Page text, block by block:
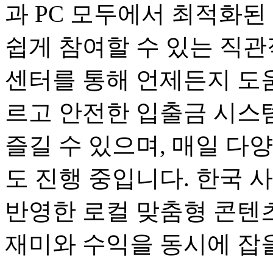
과 PC 모두에서 최적화
쉽게 참여할 수 있는 직
센터를 통해 언제든지 도
르고 안전한 입출금 시스
즐길 수 있으며, 매일 다
도 진행 중입니다. 한국
반영한 로컬 맞춤형 콘텐
재미와 수익을 동시에 잡